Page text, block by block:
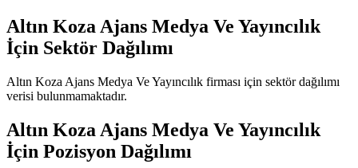
Altın Koza Ajans Medya Ve Yayıncılık
İçin Sektör Dağılımı
Altın Koza Ajans Medya Ve Yayıncılık firması için sektör dağılımı
verisi bulunmamaktadır.
Altın Koza Ajans Medya Ve Yayıncılık
İçin Pozisyon Dağılımı